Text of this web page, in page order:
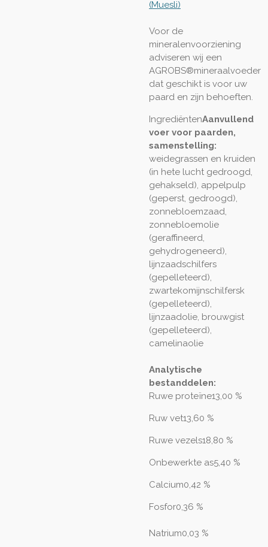
(Muesli)
Voor de
mineralenvoorziening
adviseren wij een
AGROBS®mineraalvoeder
dat geschikt is voor uw
paard en zijn behoeften.
IngrediëntenAanvullend
voer voor paarden,
samenstelling:
weidegrassen en kruiden
(in hete lucht gedroogd,
gehakseld), appelpulp
(geperst, gedroogd),
zonnebloemzaad,
zonnebloemolie
(geraffineerd,
gehydrogeneerd),
lijnzaadschilfers
(gepelleteerd),
zwartekomijnschilfersk
(gepelleteerd),
lijnzaadolie, brouwgist
(gepelleteerd),
camelinaolie
Analytische
bestanddelen:
Ruwe proteïne13,00 %
Ruw vet13,60 %
Ruwe vezels18,80 %
Onbewerkte as5,40 %
Calcium0,42 %
Fosfor0,36 %
Natrium0,03 %